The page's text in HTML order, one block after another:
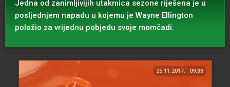
Jedna od zanimljivijih utakmica sezone riješena je u
posljednjem napadu u kojemu je Wayne Ellington
položio za vrijednu pobjedu svoje momčadi.
25.11.2017. 09:33